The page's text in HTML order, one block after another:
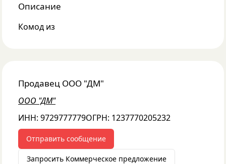
Описание
Комод из
Продавец ООО "ДМ"
ООО "ДМ"
ИНН: 9729777779ОГРН: 1237770205232
Отправить сообщение
Запросить Коммерческое предложение